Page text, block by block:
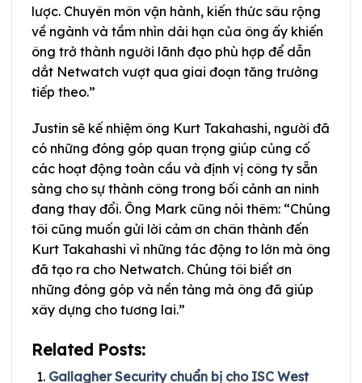
lược. Chuyên môn vận hành, kiến thức sâu rộng
về ngành và tầm nhìn dài hạn của ông ấy khiến
ông trở thành người lãnh đạo phù hợp để dẫn
dắt Netwatch vượt qua giai đoạn tăng trưởng
tiếp theo.”
Justin sẽ kế nhiệm ông Kurt Takahashi, người đã
có những đóng góp quan trọng giúp củng cố
các hoạt động toàn cầu và định vị công ty sẵn
sàng cho sự thành công trong bối cảnh an ninh
đang thay đổi. Ông Mark cũng nói thêm: “Chúng
tôi cũng muốn gửi lời cảm ơn chân thành đến
Kurt Takahashi vì những tác động to lớn mà ông
đã tạo ra cho Netwatch. Chúng tôi biết ơn
những đóng góp và nền tảng mà ông đã giúp
xây dựng cho tương lai.”
Related Posts:
Gallagher Security chuẩn bị cho ISC West